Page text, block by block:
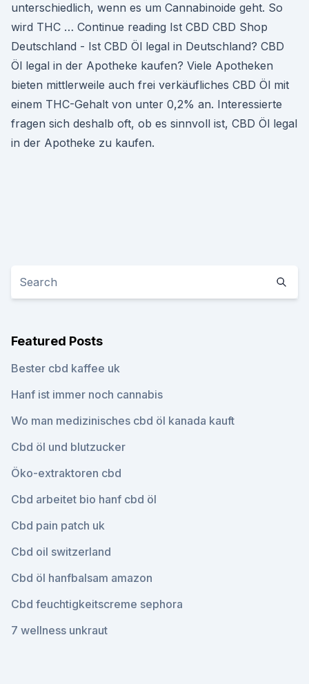
unterschiedlich, wenn es um Cannabinoide geht. So
wird THC … Continue reading Ist CBD CBD Shop
Deutschland - Ist CBD Öl legal in Deutschland? CBD
Öl legal in der Apotheke kaufen? Viele Apotheken
bieten mittlerweile auch frei verkäufliches CBD Öl mit
einem THC-Gehalt von unter 0,2% an. Interessierte
fragen sich deshalb oft, ob es sinnvoll ist, CBD Öl legal
in der Apotheke zu kaufen.
Featured Posts
Bester cbd kaffee uk
Hanf ist immer noch cannabis
Wo man medizinisches cbd öl kanada kauft
Cbd öl und blutzucker
Öko-extraktoren cbd
Cbd arbeitet bio hanf cbd öl
Cbd pain patch uk
Cbd oil switzerland
Cbd öl hanfbalsam amazon
Cbd feuchtigkeitscreme sephora
7 wellness unkraut